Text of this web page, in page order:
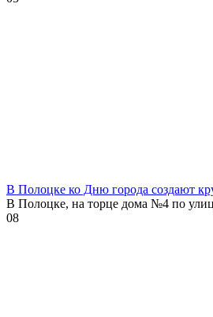
В Полоцке ко Дню города создают
В Полоцке, на торце дома №4 по
08